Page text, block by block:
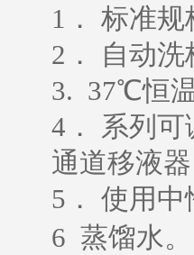
1 ． 标准
2 ． 自动
3. 37℃恒
4 ． 系列
通道移液
5 ． 使用中
6 蒸馏水。